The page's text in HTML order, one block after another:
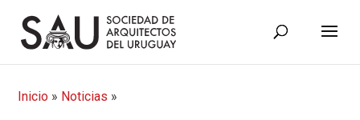
Inicio » Noticias »